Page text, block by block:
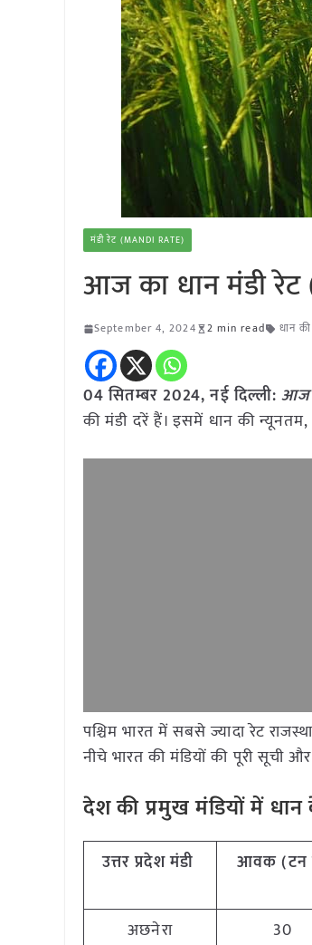
मंडी रेट (MANDI RATE)
आज का धान मंडी
September 4, 2024 2 min read धान
04 सितम्बर 2024, नई दिल्ली: आज
की मंडी दरें हैं। इसमें धान की
पश्चिम भारत में सबसे ज्यादा रेट
नीचे भारत की मंडियों की पूरी सूची
देश की प्रमुख मंडियों में
उत्तर प्रदेश मंडी आवक (टन
अछनेरा
30